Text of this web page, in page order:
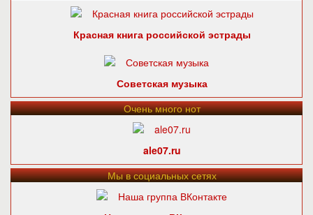
Красная книга российской эстрады
Советская музыка
Очень много нот
ale07.ru
Мы в социальных сетях